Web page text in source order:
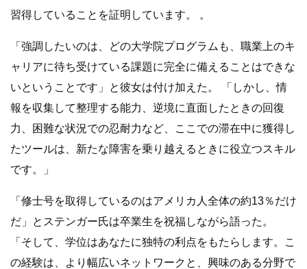
習得していることを証明しています。 。
「強調したいのは、どの大学院プログラムも、職業上のキ
ャリアに待ち受けている課題に完全に備えることはできな
いということです」と彼女は付け加えた。 「しかし、情
報を収集して整理する能力、逆境に直面したときの回復
力、困難な状況での忍耐力など、ここでの滞在中に獲得し
たツールは、新たな障害を乗り越えるときに役立つスキル
です。」
「修士号を取得しているのはアメリカ人全体の約13％だけ
だ」とステンガー氏は卒業生を祝福しながら語った。
「そして、学位はあなたに独特の利点をもたらします。こ
の経験は、より幅広いネットワークと、興味のある分野で